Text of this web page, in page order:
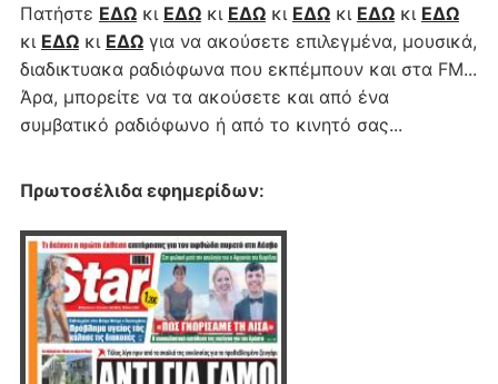
Πατήστε ΕΔΩκι ΕΔΩκι ΕΔΩκι ΕΔΩκι ΕΔΩκι ΕΔΩ
κι ΕΔΩκι ΕΔΩγια να ακούσετε επιλεγμένα, μουσικά,
διαδικτυακα ραδιόφωνα που εκπέμπουν και στα FM...
Άρα, μπορείτε να τα ακούσετε και από ένα
συμβατικό ραδιόφωνο ή από το κινητό σας...
Πρωτοσέλιδα εφημερίδων: